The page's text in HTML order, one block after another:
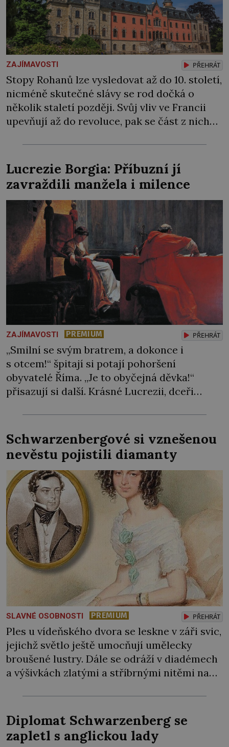
ZAJÍMAVOSTI PŘEHRÁT
Stopy Rohanů lze vysledovat až do 10. století,
nicméně skutečné slávy se rod dočká o
několik staletí později. Svůj vliv ve Francii
upevňují až do revoluce, pak se část z nich
se na více než 100 let stane zámek Sychrov. S
přestavbou Sychrova začne roku 1820 kníže
Karel Alain Gabriel […]
Lucrezie Borgia: Příbuzní jí
zavraždili manžela i milence
ZAJÍMAVOSTI PREMIUM PŘEHRÁT
„Smilní se svým bratrem, a dokonce i
s otcem!“ špitají si potají pohoršení
obyvatelé Říma. „Je to obyčejná děvka!“
přisazují si další. Krásné Lucrezii, dceři
jméno. Někteří ji dokonce označují za
vražedkyni. Vzezřením se podobá andělům,
v nitru však skrývá ďábla. Takovou pověst si
vyslouží dcera hříšného papeže Alexandra
VI. (1431–1503), […]
Schwarzenbergové si vznešenou
nevěstu pojistili diamanty
SLAVNÉ OSOBNOSTI PREMIUM PŘEHRÁT
Ples u vídeňského dvora se leskne v záři svic,
jejichž světlo ještě umocňují umělecky
broušené lustry. Dále se odráží v diadémech
a výšivkách zlatými a stříbrnými nitěmi na
právě zahájena. Před císařským párem se
předvádějí debutantky nejvyšší
aristokratické společnosti. Mezi krásnými
mladými dámami se objevuje i Eleonora z
Diplomat Schwarzenberg se
zapletl s anglickou lady